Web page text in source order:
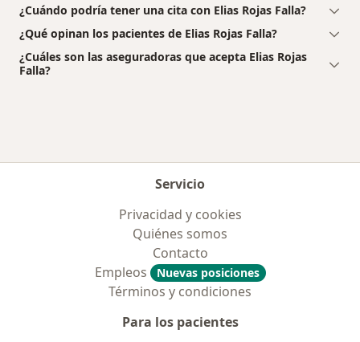
¿Cuándo podría tener una cita con Elias Rojas Falla?
¿Qué opinan los pacientes de Elias Rojas Falla?
¿Cuáles son las aseguradoras que acepta Elias Rojas
Falla?
Servicio
Privacidad y cookies
Quiénes somos
Contacto
Empleos
Nuevas posiciones
Términos y condiciones
Para los pacientes